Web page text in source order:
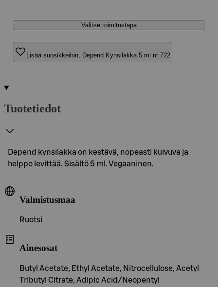
Valitse toimitustapa
Lisää suosikkeihin, Depend Kynsilakka 5 ml nr 722
Tuotetiedot
Depend kynsilakka on kestävä, nopeasti kuivuva ja
helppo levittää. Sisältö 5 ml. Vegaaninen.
Valmistusmaa
Ruotsi
Ainesosat
Butyl Acetate, Ethyl Acetate, Nitrocellulose, Acetyl
Tributyl Citrate, Adipic Acid/Neopentyl